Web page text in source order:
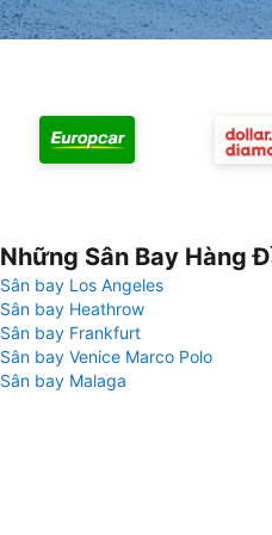
Những Sân Bay Hàng
Sân bay Los Angeles
Sân bay Heathrow
Sân bay Frankfurt
Sân bay Venice Marco Polo
Sân bay Malaga